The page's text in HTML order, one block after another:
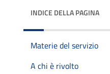
INDICE DELLA PAGINA
Materie del servizio
A chi è rivolto